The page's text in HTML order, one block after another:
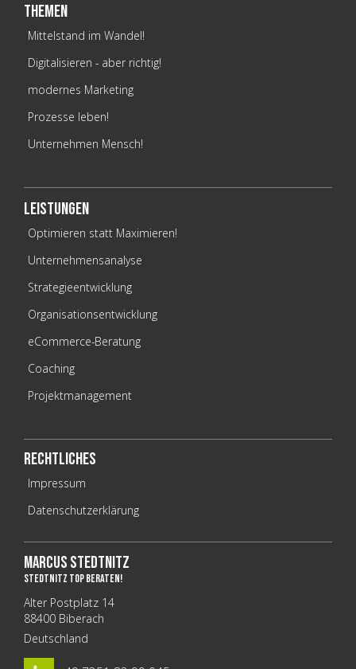
Themen
Mittelstand im Wandel!
Digitalisieren - aber richtig!
modernes Marketing
Prozesse leben!
Unternehmen Mensch!
Leistungen
Optimieren statt Maximieren!
Unternehmensanalyse
Strategieentwicklung
Organisationsentwicklung
eCommerce-Beratung
Coaching
Projektmanagement
Rechtliches
Impressum
Datenschutzerklärung
Marcus Stedtnitz
stedtnITz top beraten!
Alter Postplatz 14
88400 Biberach
Deutschland